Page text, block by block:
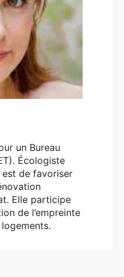
un Bureau
Écologiste
est de favoriser
Elle participe
de l’empreinte